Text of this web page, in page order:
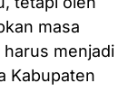
masa
menjadi
Kabupaten